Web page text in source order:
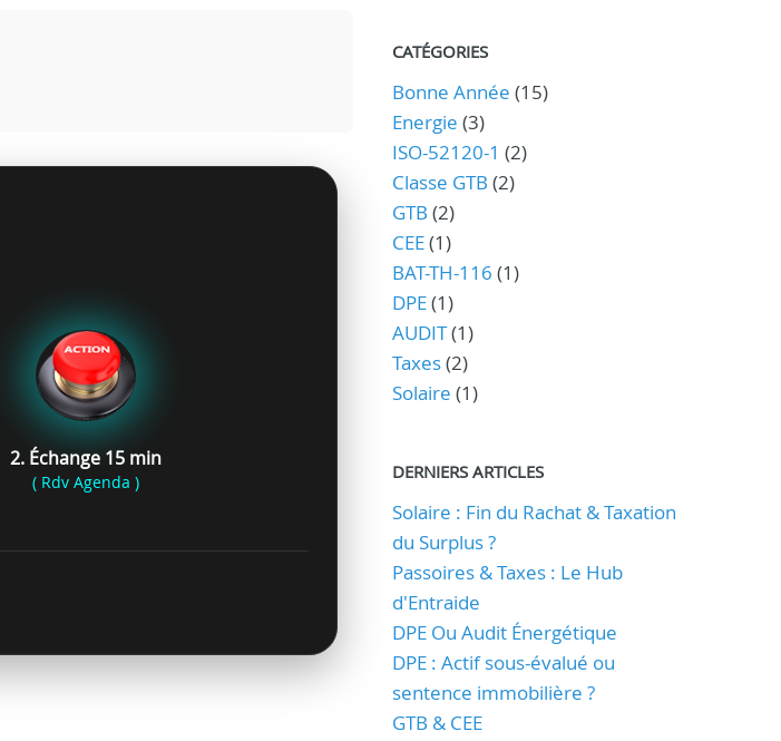
2. Échange 15 min
( Rdv Agenda )
CATÉGORIES
Bonne Année (15)
Energie (3)
ISO-52120-1 (2)
Classe GTB (2)
GTB (2)
CEE(1)
BAT-TH-116 (1)
DPE(1)
AUDIT(1)
Taxes(2)
Solaire (1)
DERNIERS ARTICLES
Solaire : Fin du Rachat & Taxation
du Surplus ?
Passoires & Taxes : Le Hub
d'Entraide
DPE Ou Audit Énergétique
DPE : Actif sous-évalué ou
sentence immobilière ?
GTB & CEE